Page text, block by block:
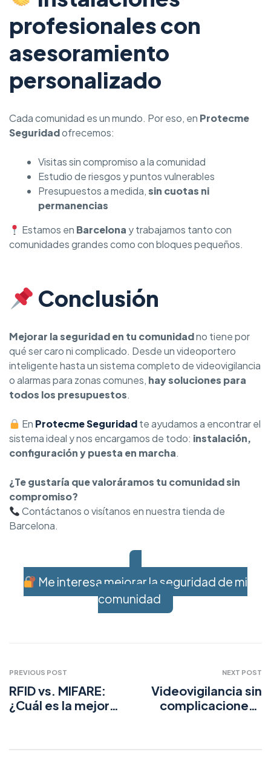
profesionales con
asesoramiento
personalizado
Cada comunidad es un mundo. Por eso, en Protecme
Seguridadofrecemos:
Visitas sin compromiso a la comunidad
Estudio de riesgos y puntos vulnerables
Presupuestos a medida,sin cuotas ni
permanencias
Estamos en Barcelona y trabajamos tanto con
comunidades grandes como con bloques pequeños.
Conclusión
Mejorar la seguridad en tu comunidadno tiene por
qué ser caro ni complicado. Desde un videoportero
inteligente hasta un sistema completo de videovigilancia
o alarmas para zonas comunes, hay soluciones para
todos los presupuestos.
En Protecme Seguridadte ayudamos a encontrar el
sistema ideal y nos encargamos de todo: instalación,
configuración y puesta en marcha.
¿Te gustaría que valoráramos tu comunidad sin
compromiso?
Contáctanos o visítanos en nuestra tienda de
Barcelona.
Me interesa mejorar la seguridad de mi
comunidad
PREVIOUS POST
RFID vs. MIFARE:
¿Cuál es la mejor
NEXT POST
Videovigilancia sin
complicaciones :